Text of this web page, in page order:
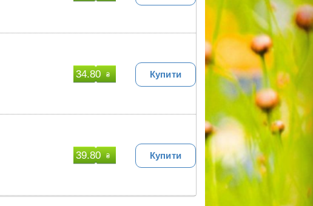
34.80 ₴ Купити
39.80 ₴ Купити